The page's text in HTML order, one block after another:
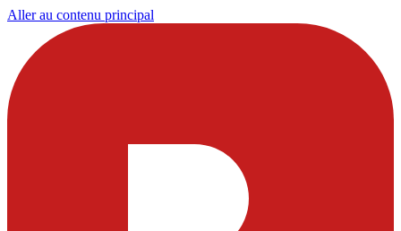
Aller au contenu principal